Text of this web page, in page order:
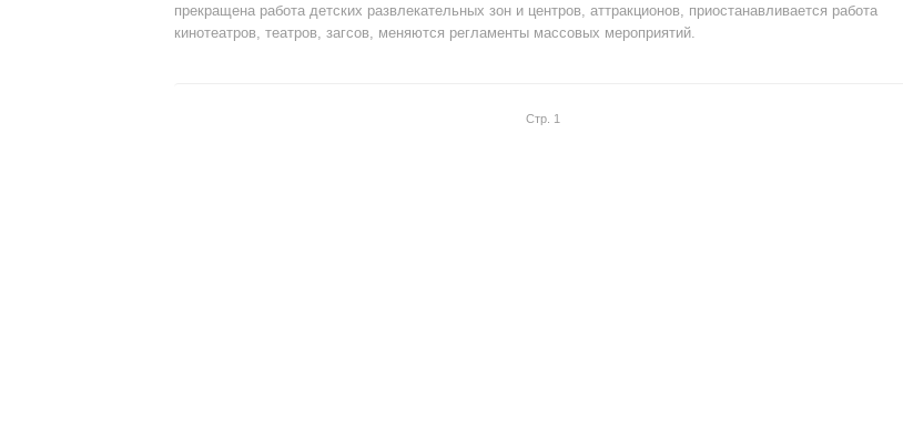
прекращена работа детских развлекательных зон и центров, аттракционов, приостанавливается работа
кинотеатров, театров, загсов, меняются регламенты массовых мероприятий.
Стр. 1